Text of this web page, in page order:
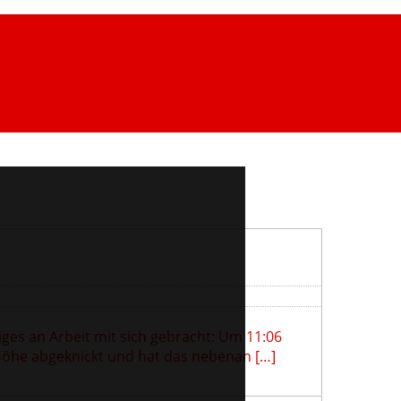
an Arbeit mit sich gebracht: Um 11:06
abgeknickt und hat das nebenan […]